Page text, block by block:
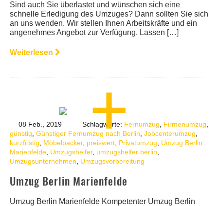
Sind auch Sie überlastet und wünschen sich eine
schnelle Erledigung des Umzuges? Dann sollten Sie sich
an uns wenden. Wir stellen Ihnen Arbeitskräfte und ein
angenehmes Angebot zur Verfügung. Lassen […]
Weiterlesen
08 Feb., 2019 Schlagworte: Fernumzug Firmenumzug
günstig Günstiger Fernumzug nach Berlin Jobcenterumzug
kurzfristig
Möbelpacker, preiswert Privatumzug
Umzug Berlin
Marienfelde Umzugshelfer, umzugshelfer berlin
Umzugsunternehmen
Umzugsvorbereitung
Umzug Berlin Marienfelde
Umzug Berlin Marienfelde Kompetenter Umzug Berlin